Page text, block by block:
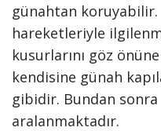
günahtan koruyabilir.
hareketleriyle
kusurlarını göz
kendisine günah
gibidir. Bundan
aralanmaktadır.